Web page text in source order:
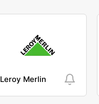
Leroy Merlin